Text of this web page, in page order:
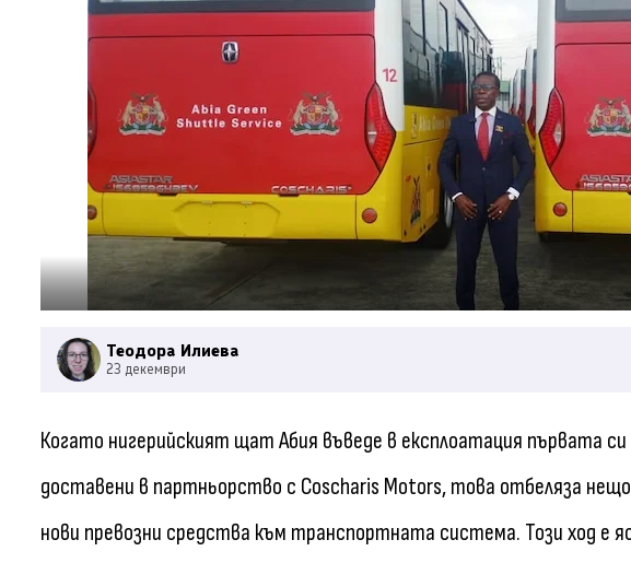
Теодора Илиева
23 декември
Когато нигерийският щат Абия въведе в експлоатация първата
доставени в партньорство с Coscharis Motors, това отбеляза
нови превозни средства към транспортната система. Този ход е